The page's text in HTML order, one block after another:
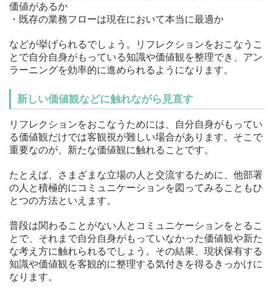
価値があるか
・既存の業務フローは現在において本当に最適か
などが挙げられるでしょう。リフレクションをおこなうこ
とで自分自身がもっている知識や価値観を整理でき、アン
ラーニングを効率的に進められるようになります。
新しい価値観などに触れながら見直す
リフレクションをおこなうためには、自分自身がもってい
る価値観だけでは客観視が難しい場合があります。そこで
重要なのが、新たな価値観に触れることです。
たとえば、さまざまな立場の人と交流するために、他部署
の人と積極的にコミュニケーションを図ってみることもひ
とつの方法といえます。
普段は関わることがない人とコミュニケーションをとるこ
とで、それまで自分自身がもっていなかった価値観や新た
な考え方に触れられるでしょう。その結果、現状保有する
知識や価値観を客観的に整理する気付きを得るきっかけに
なります。